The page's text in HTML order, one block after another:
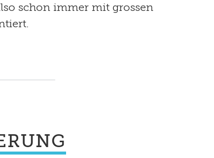
schon immer mit grossen